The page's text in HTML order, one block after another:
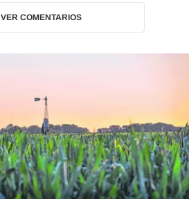
VER COMENTARIOS